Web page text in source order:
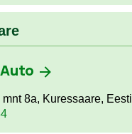
8a, Kuressaare, Eesti